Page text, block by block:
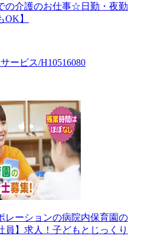
の介護のお仕事☆日勤・夜勤
OK】
ービス/H10516080
レーションの病院内保育園の
員】求人！子どもとじっくり